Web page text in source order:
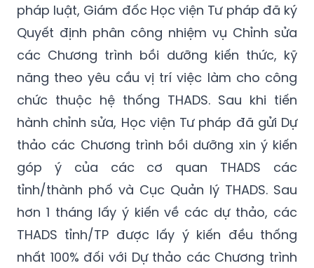
pháp luật, Giám đốc Học viện Tư pháp đã ký
Quyết định phân công nhiệm vụ Chỉnh sửa
các Chương trình bồi dưỡng kiến thức, kỹ
năng theo yêu cầu vị trí việc làm cho công
chức thuộc hệ thống THADS. Sau khi tiến
hành chỉnh sửa, Học viện Tư pháp đã gửi Dự
thảo các Chương trình bồi dưỡng xin ý kiến
góp ý của các cơ quan THADS các
tỉnh/thành phố và Cục Quản lý THADS. Sau
hơn 1 tháng lấy ý kiến về các dự thảo, các
THADS tỉnh/TP được lấy ý kiến đều thống
nhất 100% đối với Dự thảo các Chương trình